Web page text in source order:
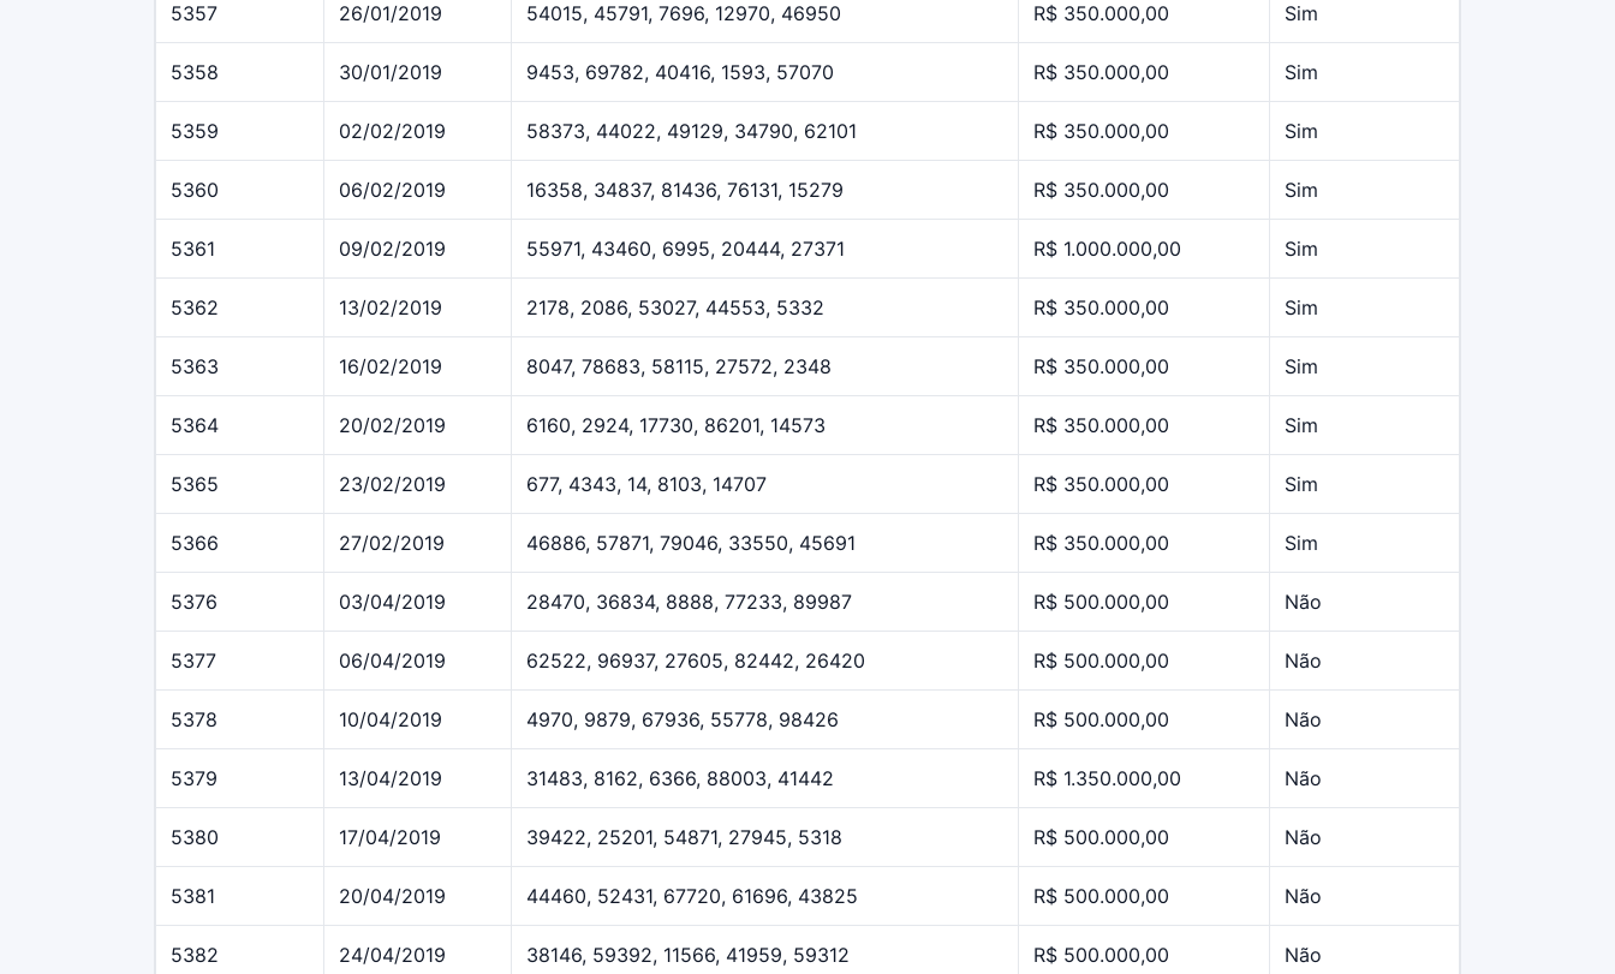
5357 26/01/2019 54015, 45791, 7696, 12970, 46950 R$ 350.000,00 Sim
5358 30/01/2019 9453, 69782, 40416, 1593, 57070 R$ 350.000,00 Sim
5359 02/02/2019 58373, 44022, 49129, 34790, 62101 R$ 350.000,00 Sim
5360 06/02/2019 16358, 34837, 81436, 76131, 15279 R$ 350.000,00 Sim
5361 09/02/2019 55971, 43460, 6995, 20444, 27371 R$ 1.000.000,00 Sim
5362 13/02/2019 2178, 2086, 53027, 44553, 5332 R$ 350.000,00 Sim
5363 16/02/2019 8047, 78683, 58115, 27572, 2348 R$ 350.000,00 Sim
5364 20/02/2019 6160, 2924, 17730, 86201, 14573 R$ 350.000,00 Sim
5365 23/02/2019 677, 4343, 14, 8103, 14707 R$ 350.000,00 Sim
5366 27/02/2019 46886, 57871, 79046, 33550, 45691 R$ 350.000,00 Sim
5376 03/04/2019 28470, 36834, 8888, 77233, 89987 R$ 500.000,00 Não
5377 06/04/2019 62522, 96937, 27605, 82442, 26420 R$ 500.000,00 Não
5378 10/04/2019 4970, 9879, 67936, 55778, 98426 R$ 500.000,00 Não
5379 13/04/2019 31483, 8162, 6366, 88003, 41442 R$ 1.350.000,00 Não
5380 17/04/2019 39422, 25201, 54871, 27945, 5318 R$ 500.000,00 Não
5381 20/04/2019 44460, 52431, 67720, 61696, 43825 R$ 500.000,00 Não
5382 24/04/2019 38146, 59392, 11566, 41959, 59312 R$ 500.000,00 Não